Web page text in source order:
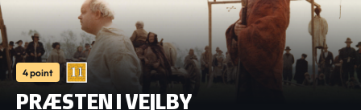
4 point
PRÆSTEN I VEJLBY